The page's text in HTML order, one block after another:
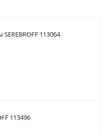
113064
113496